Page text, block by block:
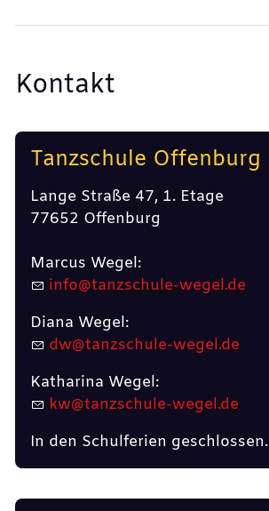
Kontakt
Tanzschule Offenburg
Lange Straße 47, 1. Etage
77652 Offenburg
Marcus Wegel:
info@tanzschule-wegel.de
Diana Wegel:
dw@tanzschule-wegel.de
Katharina Wegel:
kw@tanzschule-wegel.de
In den Schulferien geschlossen.